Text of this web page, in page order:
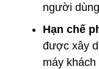
người
Hạn chế
được xây
máy